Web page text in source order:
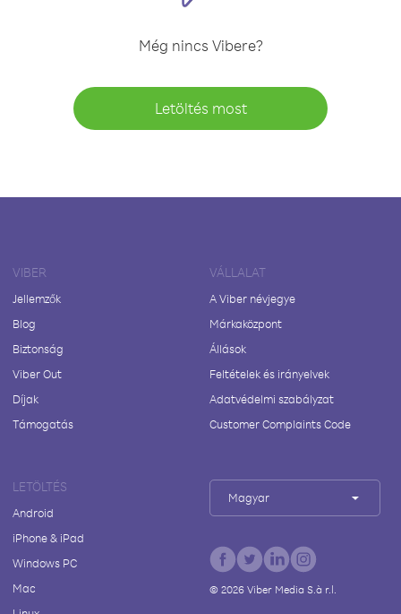
Még nincs Vibere?
Letöltés most
VIBER
Jellemzők
Blog
Biztonság
Viber Out
Díjak
Támogatás
VÁLLALAT
A Viber névjegye
Márkaközpont
Állások
Feltételek és irányelvek
Adatvédelmi szabályzat
Customer Complaints Code
LETÖLTÉS
Android
iPhone & iPad
Windows PC
Mac
Magyar
© 2026Viber Media S.à r.l.